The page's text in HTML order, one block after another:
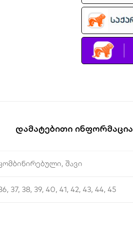
Დამატებითი Ინფორმაცია
შავი
37, 38, 39, 40, 41, 42, 43, 44, 45